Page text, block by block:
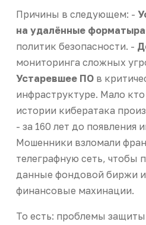
Причины в следующем: -
на удалённые
политик безопасности. -
мониторинга сложных
Устаревшее ПОв
инфраструктуре. Мало кто
истории кибератака
- за 160 лет до появления
Мошенники взломали
телеграфную сеть, чтобы
данные фондовой биржи
финансовые махинации.
То есть: проблемы